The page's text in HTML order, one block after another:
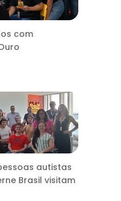
com
autistas
Brasil visitam